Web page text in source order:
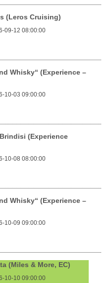
(Leros Cruising)
09-12 08:00:00
Whisky“ (Experience –
10-03 09:00:00
(Experience
10-08 08:00:00
Whisky“ (Experience –
10-09 09:00:00
(Miles & More, EC)
10-10 09:00:00